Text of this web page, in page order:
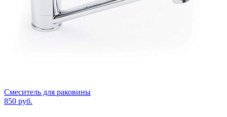
Смеситель для раковины
850 руб.